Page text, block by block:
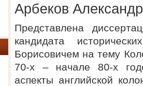
Арбеков
Представлена
кандидата
Борисовичем на тему
70-х – начале 80-х
аспекты английской